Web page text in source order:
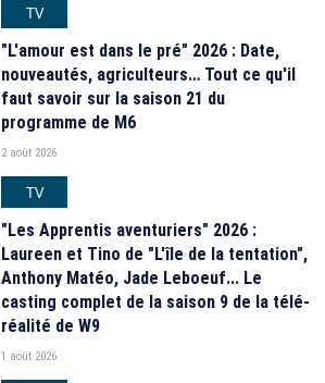
TV
"L'amour est dans le pré" 2026 : Date,
nouveautés, agriculteurs… Tout ce qu'il
faut savoir sur la saison 21 du
programme de M6
2 août 2026
TV
"Les Apprentis aventuriers" 2026 :
Laureen et Tino de "L'île de la tentation",
Anthony Matéo, Jade Leboeuf... Le
casting complet de la saison 9 de la télé-
réalité de W9
1 août 2026